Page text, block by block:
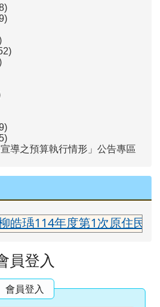
宣導之預算執行情形」公告專區
114年度第1次原住民族語
員登入
會員登入